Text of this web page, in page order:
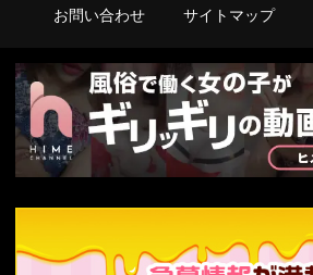
お問い合わせ
サイトマップ